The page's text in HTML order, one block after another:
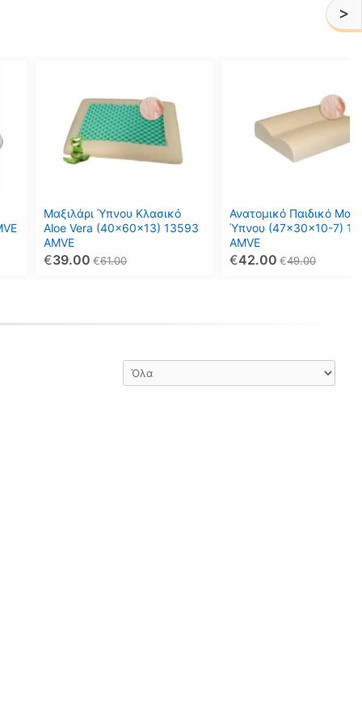
>
Μαξιλάρι Ύπνου Κλασικό
Aloe Vera (40x60x13) 13593
AMVE
61.00
€
39.00
€
Ανατομικό Παιδικό
Ύπνου (47x30x10-7)
AMVE
49.00
€
42.00
€